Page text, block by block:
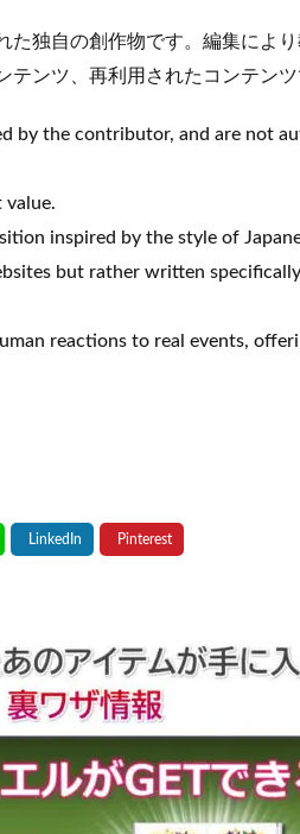
独自の創作物です。編集により
ンツ、再利用されたコンテンツ
by the contributor, and are not
value.
inspired by the style of
but rather written
reactions to real events,